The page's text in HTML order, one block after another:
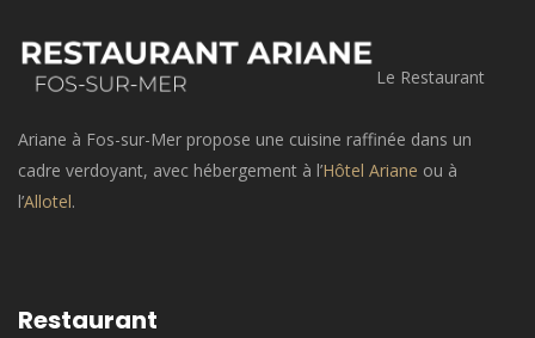
Le Restaurant
Ariane à Fos-sur-Mer propose une cuisine raffinée dans un
cadre verdoyant, avec hébergement à l’Hôtel Ariane ou à
l’Allotel.
Restaurant